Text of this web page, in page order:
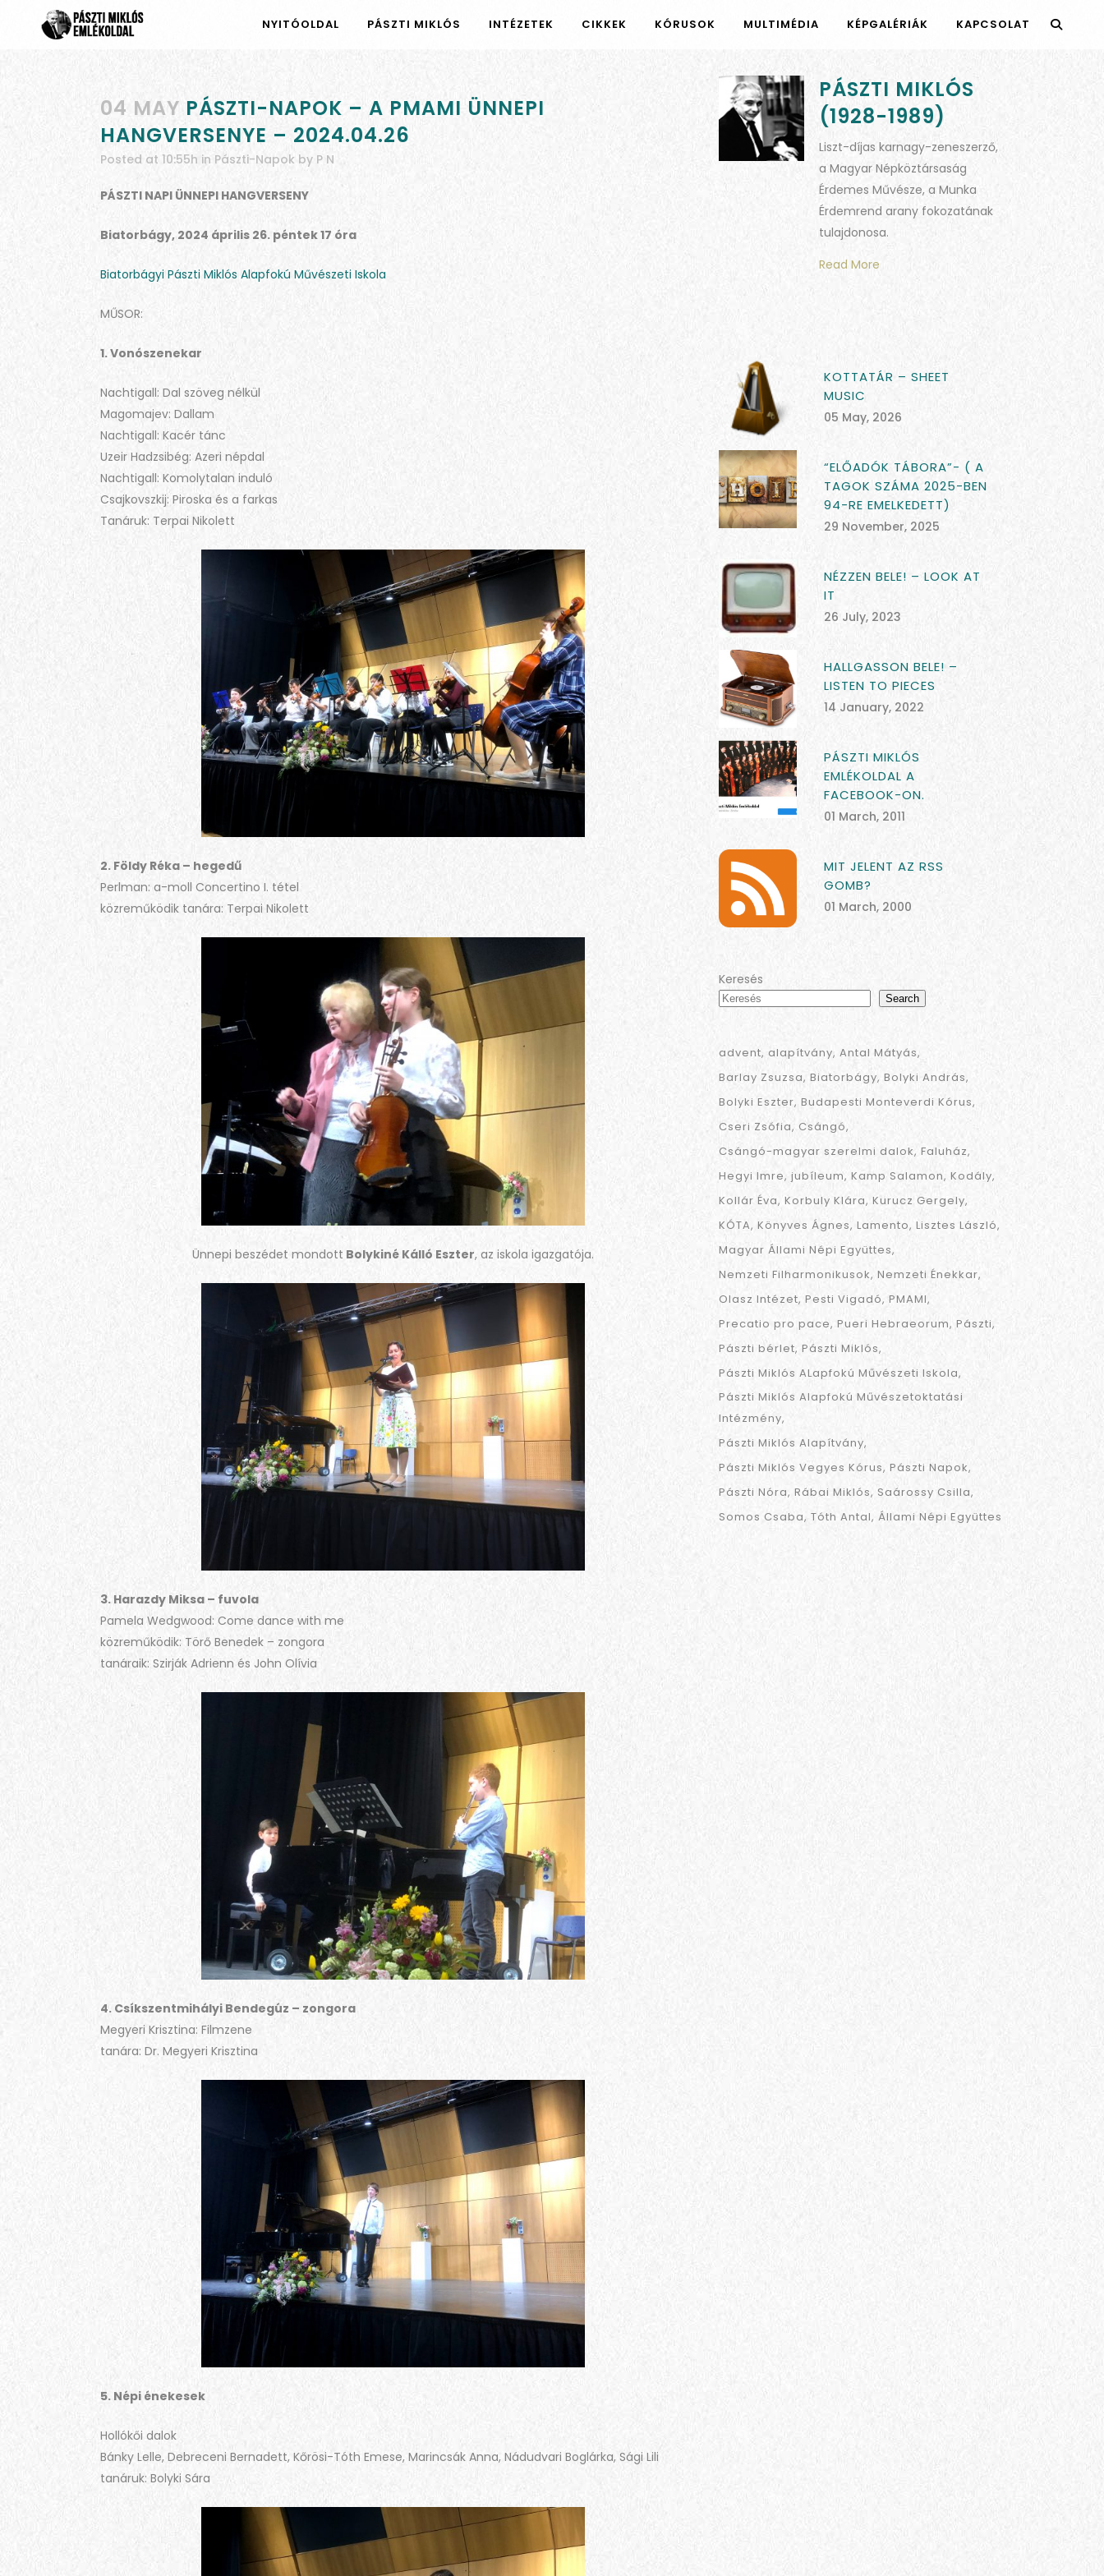
NYITÓOLDAL PÁSZTI MIKLÓS INTÉZETEK CIKKEK KÓRUSOK MULTIMÉDIA KÉPGALÉRIÁK KAPCSOLAT
04 MAY PÁSZTI-NAPOK – A PMAMI ÜNNEPI
HANGVERSENYE – 2024.04.26
Posted at 10:55h in Pászti-Napok by P N
PÁSZTI NAPI ÜNNEPI HANGVERSENY
Biatorbágy, 2024 április 26. péntek 17 óra
Biatorbágyi Pászti Miklós Alapfokú Művészeti Iskola
MŰSOR:
1. Vonószenekar
Nachtigall: Dal szöveg nélkül
Magomajev: Dallam
Nachtigall: Kacér tánc
Uzeir Hadzsibég: Azeri népdal
Nachtigall: Komolytalan induló
Csajkovszkij: Piroska és a farkas
Tanáruk: Terpai Nikolett
2. Földy Réka – hegedű
Perlman: a-moll Concertino I. tétel
közreműködik tanára: Terpai Nikolett
Ünnepi beszédet mondott Bolykiné Kálló Eszter, az iskola igazgatója.
3. Harazdy Miksa – fuvola
Pamela Wedgwood: Come dance with me
közreműködik: Törő Benedek – zongora
tanáraik: Szirják Adrienn és John Olívia
4. Csíkszentmihályi Bendegúz – zongora
Megyeri Krisztina: Filmzene
tanára: Dr. Megyeri Krisztina
5. Népi énekesek
Hollókői dalok
Bánky Lelle, Debreceni Bernadett, Kőrösi-Tóth Emese, Marincsák Anna, Nádudvari Boglárka, Sági Lili
tanáruk: Bolyki Sára
PÁSZTI MIKLÓS
(1928-1989)
Liszt-díjas karnagy-zeneszerző,
a Magyar Népköztársaság
Érdemes Művésze, a Munka
Érdemrend arany fokozatának
tulajdonosa.
Read More
KOTTATÁR – SHEET
MUSIC
05 May, 2026
“ELŐADÓK TÁBORA”- ( A
TAGOK SZÁMA 2025-BEN
94-RE EMELKEDETT)
29 November, 2025
NÉZZEN BELE! – LOOK AT
IT
26 July, 2023
HALLGASSON BELE! –
LISTEN TO PIECES
14 January, 2022
PÁSZTI MIKLÓS
EMLÉKOLDAL A
FACEBOOK-ON.
01 March, 2011
MIT JELENT AZ RSS
GOMB?
01 March, 2000
Keresés
Search
advent alapítvány Antal Mátyás
Barlay Zsuzsa Biatorbágy Bolyki András
Bolyki Eszter Budapesti Monteverdi Kórus
Cseri Zsófia Csángó
Csángó-magyar szerelmi dalok Faluház
Hegyi Imre jubíleum Kamp Salamon Kodály
Kollár Éva Korbuly Klára Kurucz Gergely
KÓTA Könyves Ágnes Lamento Lisztes László
Magyar Állami Népi Együttes
Nemzeti Filharmonikusok Nemzeti Énekkar
Olasz Intézet Pesti Vigadó PMAMI
Precatio pro pace Pueri Hebraeorum Pászti
Pászti bérlet Pászti Miklós
Pászti Miklós ALapfokú Művészeti Iskola
Pászti Miklós Alapfokú Művészetoktatási
Intézmény
Pászti Miklós Alapítvány
Pászti Miklós Vegyes Kórus Pászti Napok
Pászti Nóra Rábai Miklós Saárossy Csilla
Somos Csaba Tóth Antal Állami Népi Együttes